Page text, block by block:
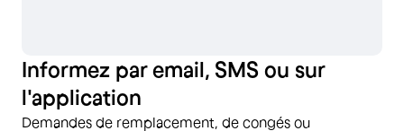
Informez par email, SMS ou sur
l'application
Demandes de remplacement, de congés ou